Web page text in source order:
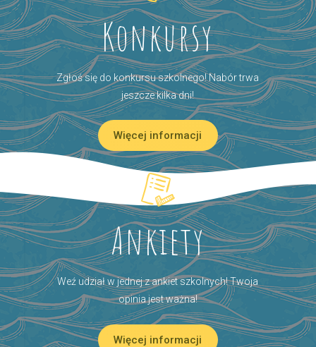
Konkursy
Zgłoś się do konkursu szkolnego! Nabór trwa
jeszcze kilka dni!
Więcej informacji
Ankiety
Weź udział w jednej z ankiet szkolnych! Twoja
opinia jest ważna!
Więcej informacji